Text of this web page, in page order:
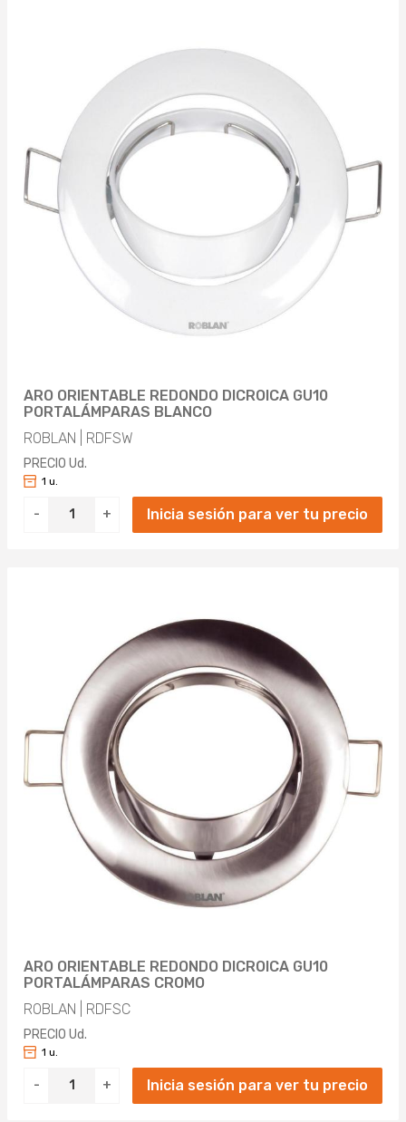
ARO ORIENTABLE REDONDO DICROICA GU10
PORTALÁMPARAS BLANCO
ROBLAN | RDFSW
PRECIO Ud.
- +
1 u.
Inicia sesión para ver tu precio
ARO ORIENTABLE REDONDO DICROICA GU10
PORTALÁMPARAS CROMO
ROBLAN | RDFSC
PRECIO Ud.
- +
1 u.
Inicia sesión para ver tu precio